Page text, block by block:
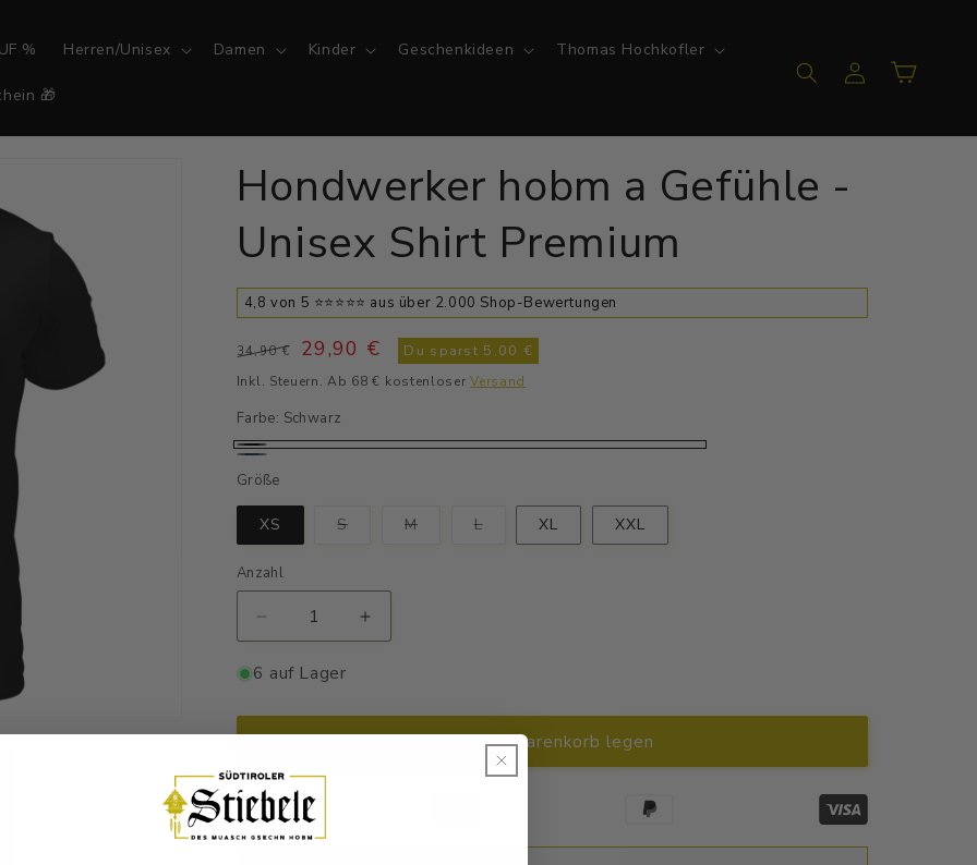
% Herren/Unisex Damen Kinder Geschenkideen Thomas Hochkofler
🎁
EinloggenWarenkorb
Hondwerker hobm a Gefühle -
Unisex Shirt Premium
4,8 von 5 ⭐⭐⭐⭐⭐ aus über 2.000 Shop-Bewertungen
Normaler
Preis
34,90 €
Verkaufspreis
29,90 € Du sparst 5,00 €
Inkl. Steuern. Ab 68 € kostenloserVersand
Farbe: Schwarz
Schwarz
Navy
Größe
XS SVariante
MVariante
LVariante
ausverkauft
XL XXL
Anzahl
Verringere
die
Menge
Hondwerker
hobm
Gefühle
-
Unisex
Erhöhe
die
Hondwerker
hobm
6 auf Lager
In den Warenkorb legen